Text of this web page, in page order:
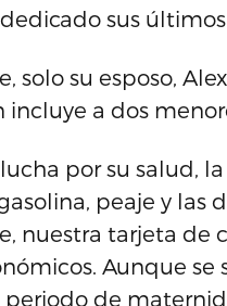
sus
solo su esposo,
a dos
por su salud,
peaje y las
nuestra tarjeta de
Aunque
de